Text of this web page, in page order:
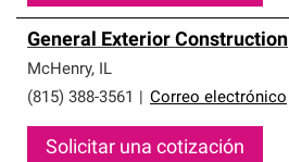
General Exterior Construction
McHenry, IL
(815) 388-3561
Correo electrónico
Solicitar una cotización